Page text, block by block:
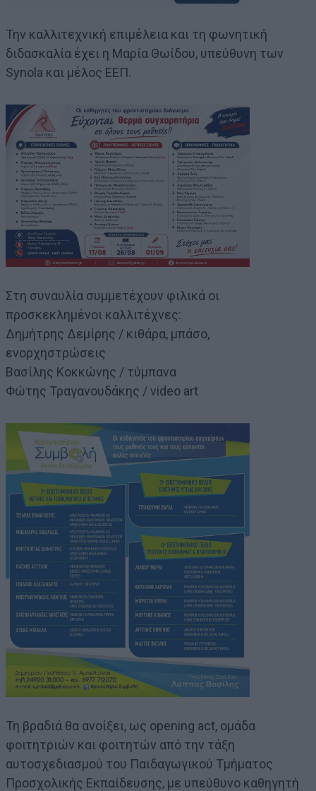
Την καλλιτεχνική επιμέλεια και τη φωνητική
διδασκαλία έχει η Μαρία Θωίδου, υπεύθυνη των
Synola και μέλος ΕΕΠ.
Στη συναυλία συμμετέχουν φιλικά οι
προσκεκλημένοι καλλιτέχνες:
Δημήτρης Δεμίρης / κιθάρα, μπάσο,
ενορχηστρώσεις
Βασίλης Κοκκώνης / τύμπανα
Φώτης Τραγανουδάκης / video art
Τη βραδιά θα ανοίξει, ως opening act, ομάδα
φοιτητριών και φοιτητών από την τάξη
αυτοσχεδιασμού του Παιδαγωγικού Τμήματος
Προσχολικής Εκπαίδευσης, με υπεύθυνο καθηγητή